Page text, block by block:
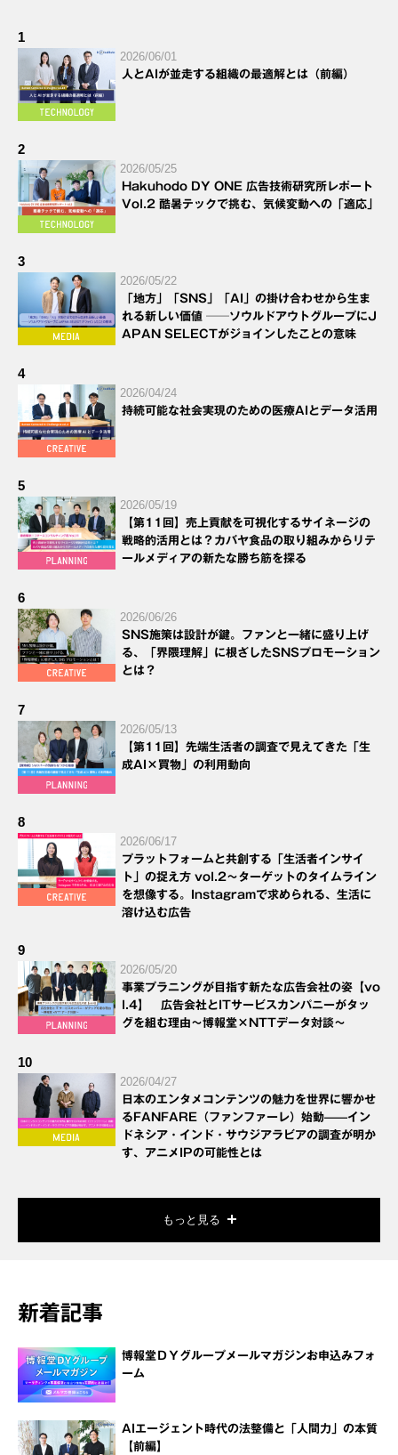
1
2026/06/01
人とAIが並走する組織の最適解とは（前編）
2
2026/05/25
Hakuhodo DY ONE 広告技術研究所レポート
Vol.2 酷暑テックで挑む、気候変動への「適応」
3
2026/05/22
「地方」「SNS」「AI」の掛け合わせから生ま
れる新しい価値 ──ソウルドアウトグループにJ
APAN SELECTがジョインしたことの意味
4
2026/04/24
持続可能な社会実現のための医療AIとデータ活用
5
2026/05/19
【第11回】売上貢献を可視化するサイネージの
戦略的活用とは？カバヤ食品の取り組みからリテ
ールメディアの新たな勝ち筋を探る
6
2026/06/26
SNS施策は設計が鍵。ファンと一緒に盛り上げ
る、「界隈理解」に根ざしたSNSプロモーション
とは？
7
2026/05/13
【第11回】先端生活者の調査で見えてきた「生
成AI×買物」の利用動向
8
2026/06/17
プラットフォームと共創する「生活者インサイ
ト」の捉え方 vol.2～ターゲットのタイムライン
を想像する。Instagramで求められる、生活に
溶け込む広告
9
2026/05/20
事業プラニングが目指す新たな広告会社の姿【vo
l.4】 広告会社とITサービスカンパニーがタッ
グを組む理由～博報堂×NTTデータ対談～
10
2026/04/27
日本のエンタメコンテンツの魅力を世界に響かせ
るFANFARE（ファンファーレ）始動——イン
ドネシア・インド・サウジアラビアの調査が明か
す、アニメIPの可能性とは
もっと見る
新着記事
博報堂ＤＹグループメールマガジンお申込みフォ
ーム
AIエージェント時代の法整備と「人間力」の本質
【前編】